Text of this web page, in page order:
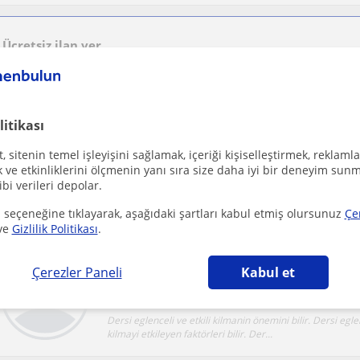
sitenin temel işleyişini sağlamak, içeriği kişiselleştirmek,
ve etkinliklerini ölçmenin yanı sıra size daha iyi bir deneyim
verileri depolar.
tıklayarak, aşağıdaki şartları kabul etmiş olursunuz
Gizlilik Politikası.
Çerezler Paneli Kabul et
Ücretsiz ilan ver
Ada Hatay, Ada (Hatay), Anta... Matematik
Dersi eglenceli ve etkili kilmanin önemini bilir. Dersi
kilmayi etkileyen faktörleri bilir. Der...